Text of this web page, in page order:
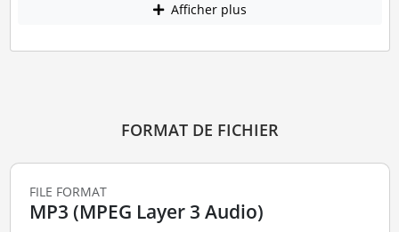
Afficher plus
FORMAT DE FICHIER
FILE FORMAT
MP3 (MPEG Layer 3 Audio)